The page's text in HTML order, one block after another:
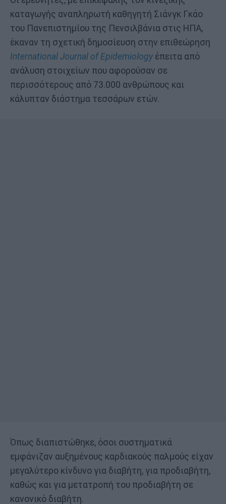
καταγωγής αναπληρωτή καθηγητή Σιάνγκ Γκάο
του Πανεπιστημίου της Πενσιλβάνια στις ΗΠΑ,
έκαναν τη σχετική δημοσίευση στην επιθεώρηση
International Journal of Epidemiology έπειτα από
ανάλυση στοιχείων που αφορούσαν σε
περισσότερους από 73.000 ανθρώπους και
κάλυπταν διάστημα τεσσάρων ετών.
Όπως διαπιστώθηκε, όσοι συστηματικά
εμφάνιζαν αυξημένους καρδιακούς παλμούς είχαν
μεγαλύτερο κίνδυνο για διαβήτη, για προδιαβήτη,
καθώς και για μετατροπή του προδιαβήτη σε
κανονικό διαβήτη.